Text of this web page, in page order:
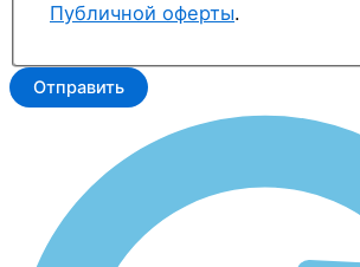
Публичной оферты.
Отправить